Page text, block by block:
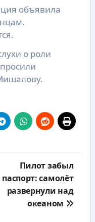
объявила
о роли
Пилот забыл
паспорт: самолёт
развернули над
океаном